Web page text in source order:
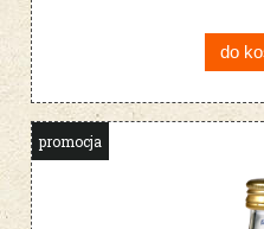
do
promocja